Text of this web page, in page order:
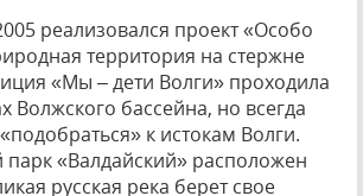
реализовался проект «Особо
территория на стержне
«Мы – дети Волги» проходила
Волжского бассейна, но всегда
к истокам Волги.
«Валдайский» расположен
русская река берет свое